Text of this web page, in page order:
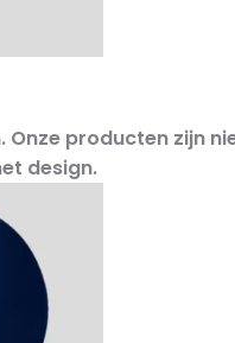
Onze producten zijn
design.